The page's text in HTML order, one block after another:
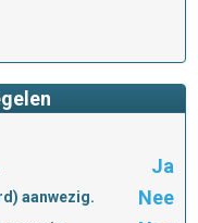
Ja
aanwezig. Nee